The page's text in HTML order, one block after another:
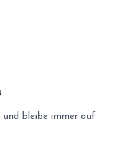
und bleibe immer auf